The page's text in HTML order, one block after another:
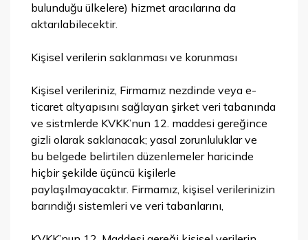
bulunduğu ülkelere) hizmet aracılarına da
aktarılabilecektir.
Kişisel verilerin saklanması ve korunması
Kişisel verileriniz, Firmamız nezdinde veya e-
ticaret altyapısını sağlayan şirket veri tabanında
ve sistmlerde KVKK’nun 12. maddesi gereğince
gizli olarak saklanacak; yasal zorunluluklar ve
bu belgede belirtilen düzenlemeler haricinde
hiçbir şekilde üçüncü kişilerle
paylaşılmayacaktır. Firmamız, kişisel verilerinizin
barındığı sistemleri ve veri tabanlarını,